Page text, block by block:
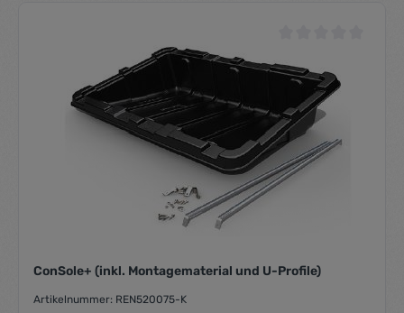
ConSole+ (inkl. Montagematerial und U-Profile)
Artikelnummer: REN520075-K